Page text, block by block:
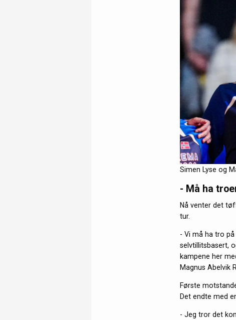
Simen Lyse og
- Må ha
Nå venter det
tur.
- Vi må ha tro
selvtillitsbasert,
kampene her
Magnus Abelvik
Første
Det endte med
- Jeg tror det